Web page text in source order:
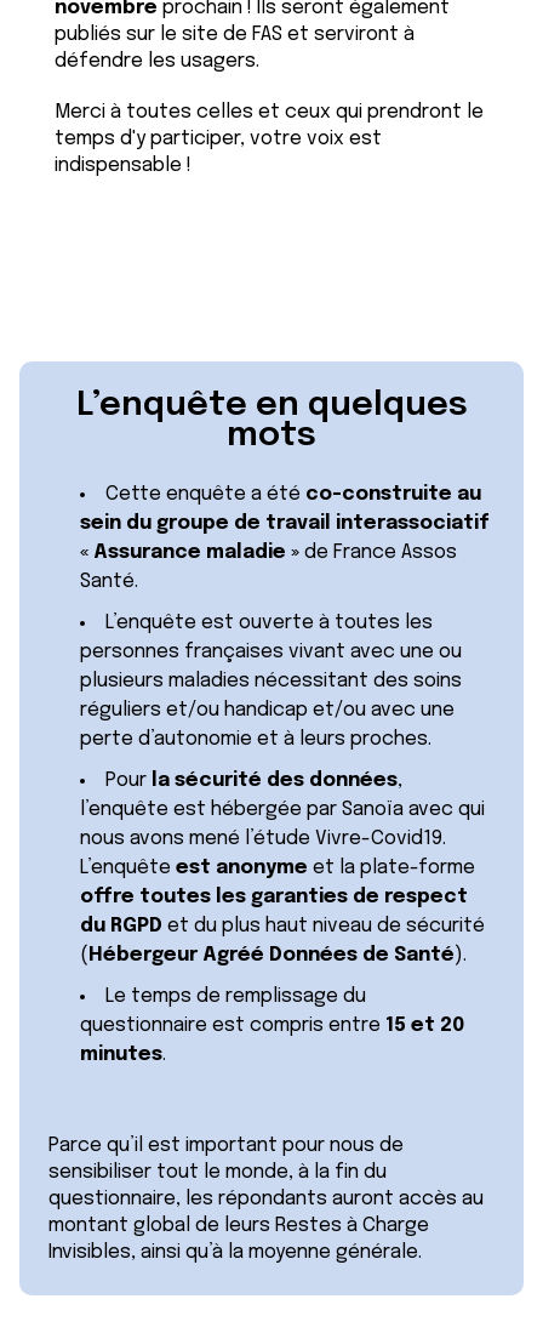
novembre prochain ! Ils seront également
publiés sur le site de FAS et serviront à
défendre les usagers.
Merci à toutes celles et ceux qui prendront le
temps d'y participer, votre voix est
indispensable !
L’enquête en quelques
mots
Cette enquête a été co-construite au
sein du groupe de travail interassociatif
« Assurance maladie » de France Assos
Santé.
L’enquête est ouverte à toutes les
personnes françaises vivant avec une ou
plusieurs maladies nécessitant des soins
réguliers et/ou handicap et/ou avec une
perte d’autonomie et à leurs proches.
Pour la sécurité des données,
l’enquête est hébergée par Sanoïa avec qui
nous avons mené l’étude Vivre-Covid19.
L’enquête est anonyme et la plate-forme
offre toutes les garanties de respect
du RGPD et du plus haut niveau de sécurité
( Hébergeur Agréé Données de Santé).
Le temps de remplissage du
questionnaire est compris entre 15 et 20
minutes.
Parce qu’il est important pour nous de
sensibiliser tout le monde, à la fin du
questionnaire, les répondants auront accès au
montant global de leurs Restes à Charge
Invisibles, ainsi qu’à la moyenne générale.